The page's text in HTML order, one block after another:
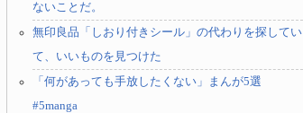
ないことだ。
無印良品「しおり付きシール」の代わりを探してい
て、いいものを見つけた
「何があっても手放したくない」まんが5選
#5manga